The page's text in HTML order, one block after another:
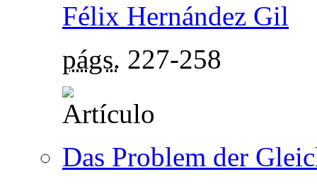
Félix Hernández Gil
págs. 227-258
Das Problem der